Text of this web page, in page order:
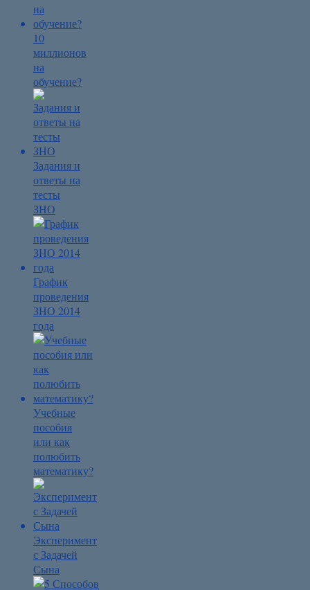
10
миллионов
на
обучение?
Задания и
ответы на
тесты
ЗНО
График
проведения
ЗНО 2014
года
Учебные
пособия
или как
полюбить
математику?
Эксперимент
с Задачей
Сына